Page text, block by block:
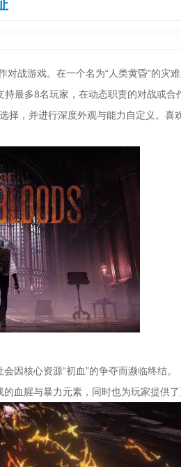
战游戏。在一个名为“人类黄昏”的灾
持最多8名玩家，在动态职责的对战或合
择，并进行深度外观与能力自定义。喜
因核心资源“初血”的争夺而濒临终结。
血腥与暴力元素，同时也为玩家提供了